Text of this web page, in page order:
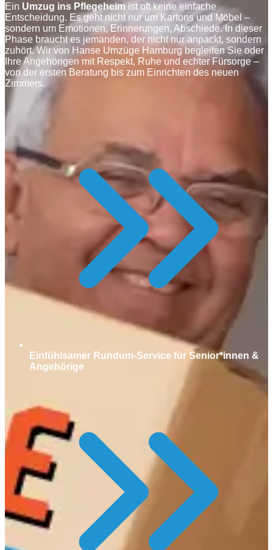
Ein Umzug ins Pflegeheim ist oft keine einfache
Entscheidung. Es geht nicht nur um Kartons und Möbel –
sondern um Emotionen, Erinnerungen, Abschiede. In dieser
Phase braucht es jemanden, der nicht nur anpackt, sondern
zuhört. Wir von Hanse Umzüge Hamburg begleiten Sie oder
Ihre Angehörigen mit Respekt, Ruhe und echter Fürsorge –
von der ersten Beratung bis zum Einrichten des neuen
Zimmers.
Einfühlsamer Rundum-Service für Senior*innen &
Angehörige